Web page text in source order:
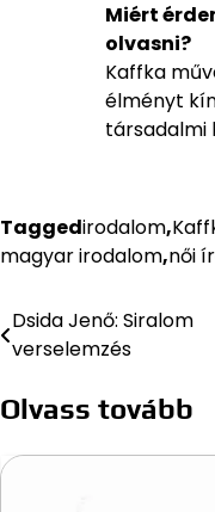
Miért
olvasni?
Kaffka
élményt
társadalmi
Taggedirodalom,
magyar irodalom,női
Bejegyzés
Dsida Jenő: Siralom
verselemzés
Olvass tovább